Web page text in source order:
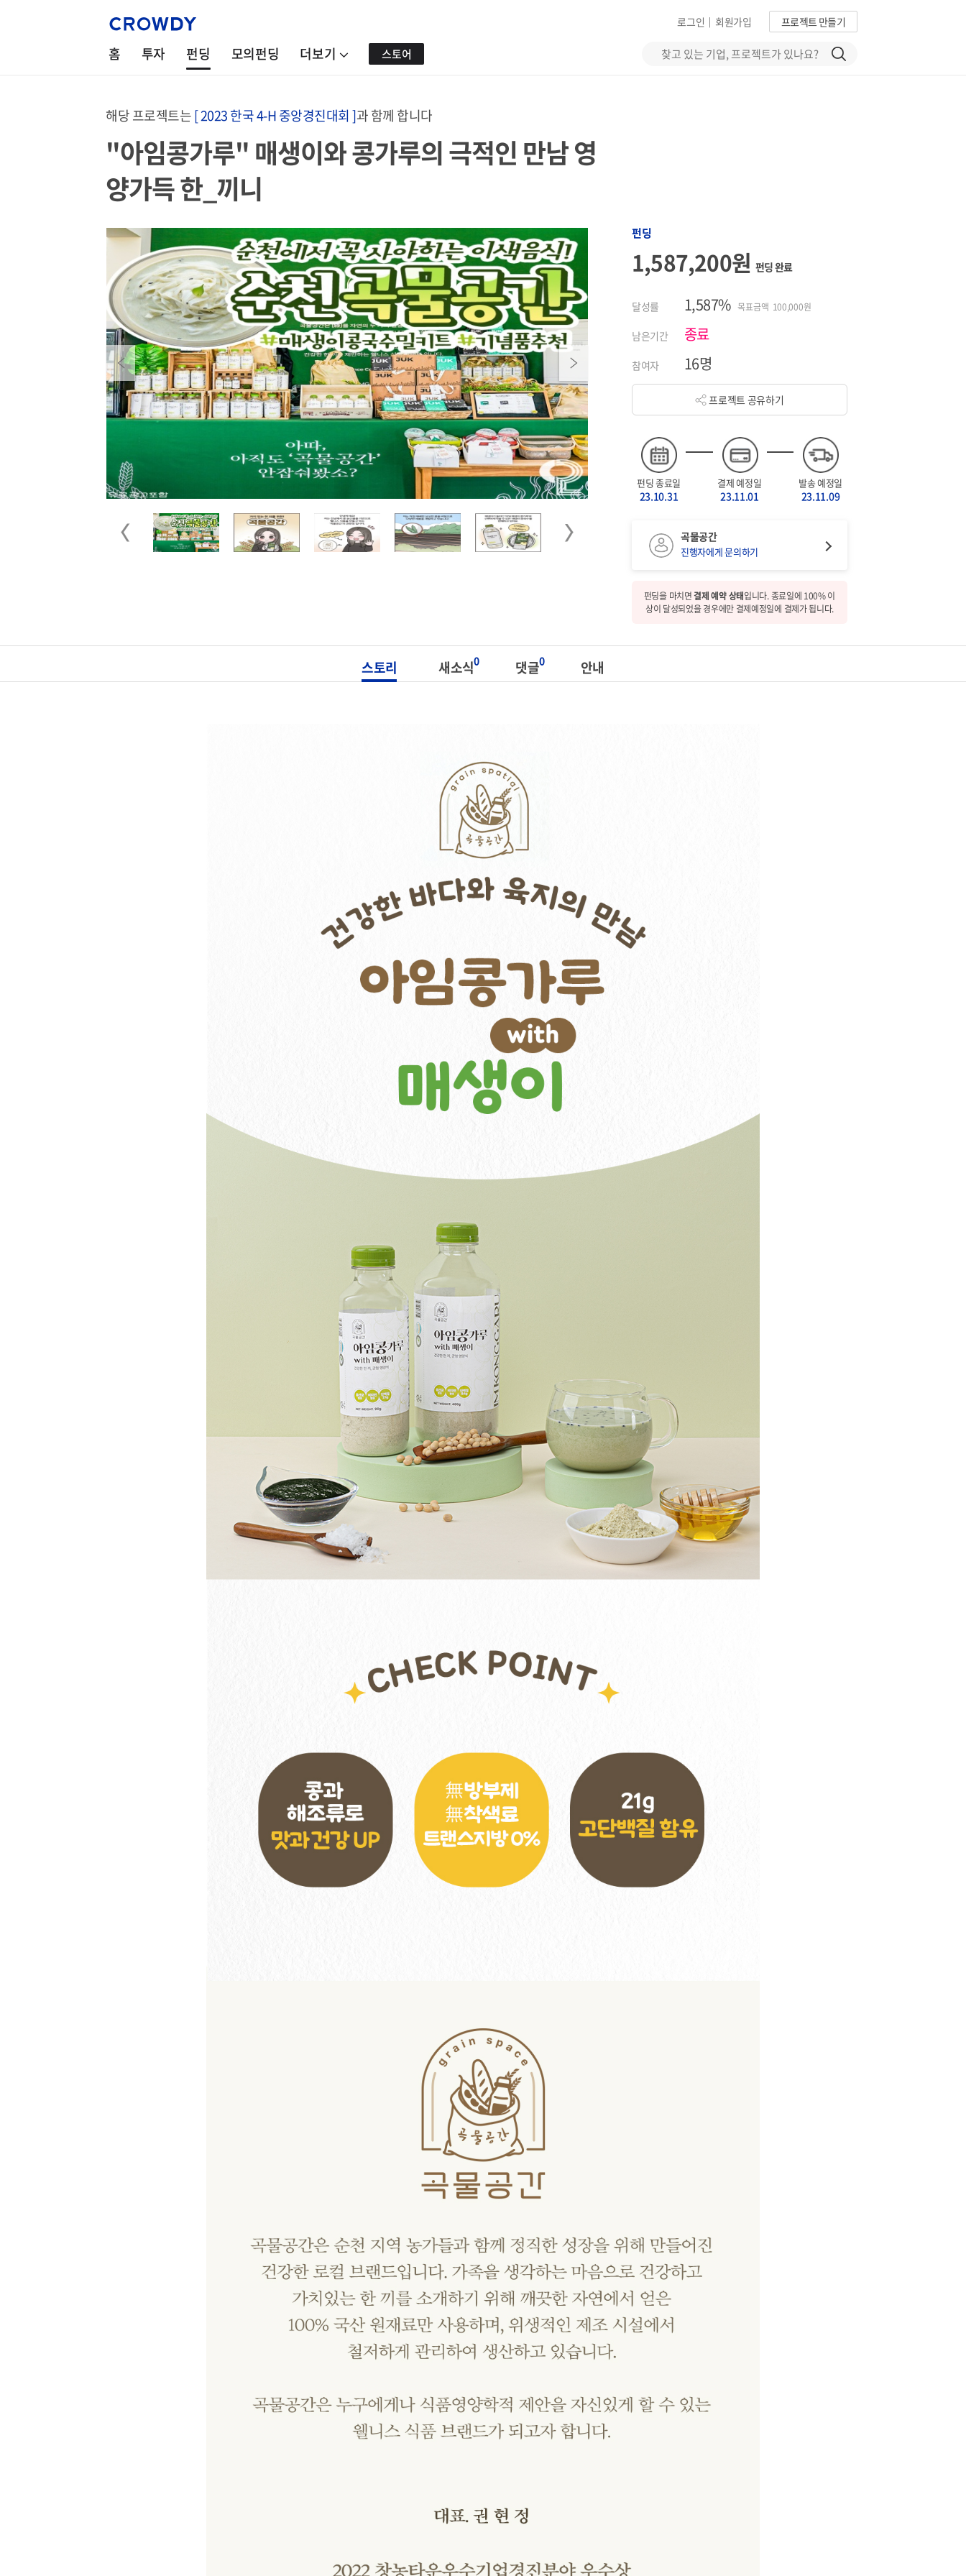
프로젝트 만들기
회원가입
|
로그인
홈 투자 펀딩 모의펀딩 더보기 스토어
해당 프로젝트는[ 2023 한국 4-H 중앙경진대회 ]과 함께 합니다
"아임콩가루" 매생이와 콩가루의 극적인 만남 영
양가득 한_끼니
Previous Next
Previous Next
펀딩
1,587,200원펀딩 완료
달성률 1,587% 목표금액 100,000원
남은기간 종료
참여자 16명
프로젝트 공유하기
펀딩 종료일
23.10.31
결제 예정일
23.11.01
발송 예정일
23.11.09
곡물공간
진행자에게 문의하기
펀딩을 마치면결제 예약 상태입니다. 종료일에 100% 이
상이 달성되었을 경우에만 결제예정일에 결제가 됩니다.
스토리 새소식0 댓글0 안내